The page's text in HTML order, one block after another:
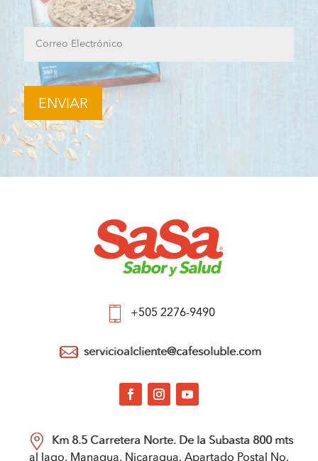
+505 2276-9490
servicioalcliente@cafesoluble.com
Km 8.5 Carretera Norte. De la Subasta 800 mts
al lago. Managua, Nicaragua. Apartado Postal No.